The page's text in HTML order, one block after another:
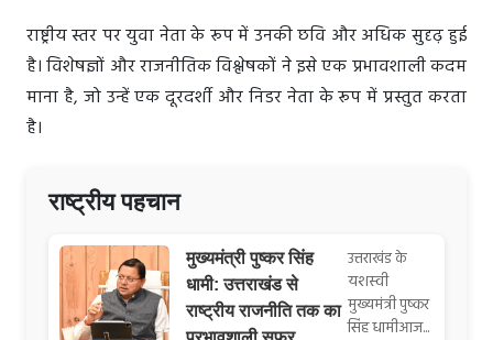
राष्ट्रीय स्तर पर युवा नेता के रूप में उनकी छवि और अधिक सुदृढ़ हुई
है। विशेषज्ञों और राजनीतिक विश्लेषकों ने इसे एक प्रभावशाली कदम
माना है, जो उन्हें एक दूरदर्शी और निडर नेता के रूप में प्रस्तुत करता
है।
राष्ट्रीय पहचान
मुख्यमंत्री पुष्कर सिंह
धामी: उत्तराखंड से
राष्ट्रीय राजनीति तक का
उत्तराखंड के
यशस्वी
मुख्यमंत्री पुष्कर
सिंह धामीआज...